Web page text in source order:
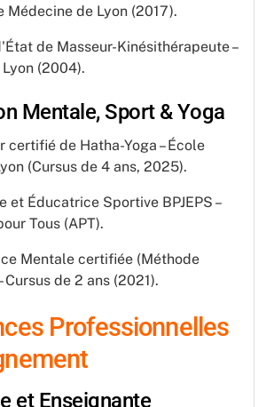
Médecine de Lyon (2017).
de Masseur-Kinésithérapeute –
(2004).
Mentale, Sport & Yoga
certifié de Hatha-Yoga – École
(Cursus de 4 ans, 2025).
et Éducatrice Sportive BPJEPS –
Tous (APT).
Mentale certifiée (Méthode
Cursus de 2 ans (2021).
Professionnelles
et Enseignante